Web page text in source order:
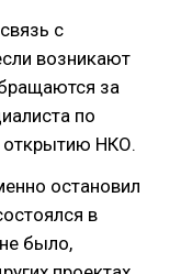
с
возникают
за
по
открытию НКО.
остановил
в
было,